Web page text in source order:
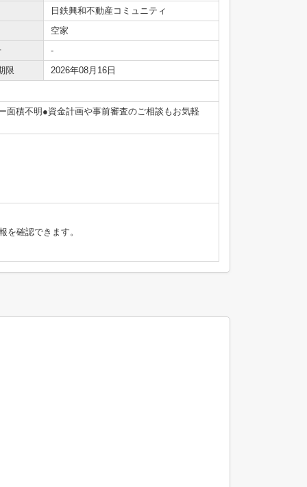
日鉄興和不動産コミュニティ
空家
-
限
2026年08月16日
面積不明●資金計画や事前審査のご相談もお気軽
を確認できます。